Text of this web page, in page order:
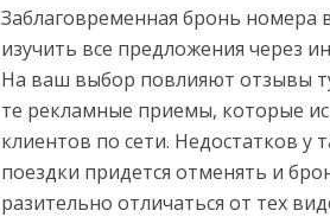
Заблаговременная бронь номера
изучить все предложения через
На ваш выбор повлияют отзывы
те рекламные приемы, которые
клиентов по сети. Недостатков у
поездки придется отменять и
разительно отличаться от тех